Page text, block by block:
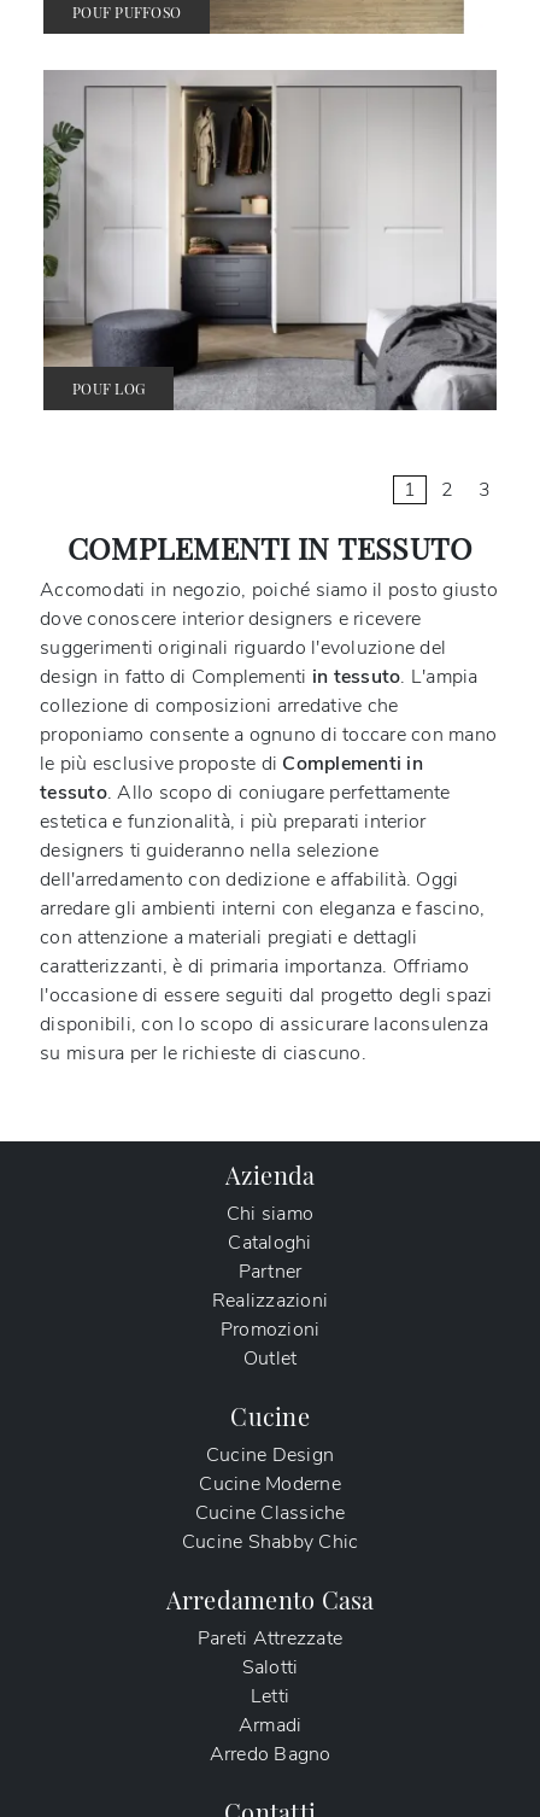
POUF PUFFOSO
POUF LOG
1 2 3
COMPLEMENTI IN TESSUTO
Accomodati in negozio, poiché siamo il posto giusto
dove conoscere interior designers e ricevere
suggerimenti originali riguardo l'evoluzione del
design in fatto di Complementi in tessuto. L'ampia
collezione di composizioni arredative che
proponiamo consente a ognuno di toccare con mano
le più esclusive proposte di Complementi in
tessuto. Allo scopo di coniugare perfettamente
estetica e funzionalità, i più preparati interior
designers ti guideranno nella selezione
dell'arredamento con dedizione e affabilità. Oggi
arredare gli ambienti interni con eleganza e fascino,
con attenzione a materiali pregiati e dettagli
caratterizzanti, è di primaria importanza. Offriamo
l'occasione di essere seguiti dal progetto degli spazi
disponibili, con lo scopo di assicurare laconsulenza
su misura per le richieste di ciascuno.
Azienda
Chi siamo
Cataloghi
Partner
Realizzazioni
Promozioni
Outlet
Cucine
Cucine Design
Cucine Moderne
Cucine Classiche
Cucine Shabby Chic
Arredamento Casa
Pareti Attrezzate
Salotti
Letti
Armadi
Arredo Bagno